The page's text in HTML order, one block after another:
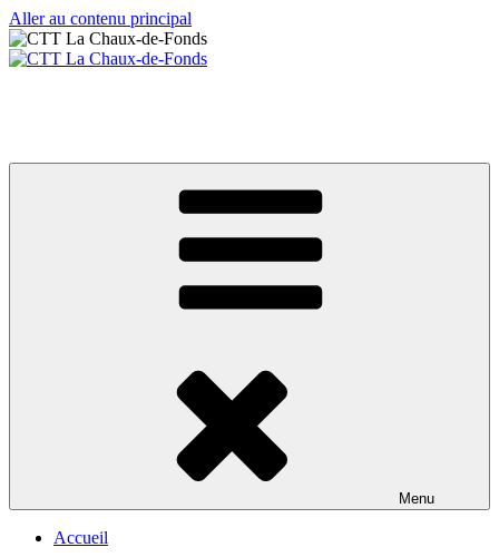
Aller au contenu principal
Menu
Accueil